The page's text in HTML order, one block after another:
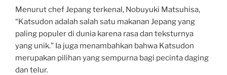
Menurut chef Jepang terkenal, Nobuyuki Matsuhisa,
“Katsudon adalah salah satu makanan Jepang yang
paling populer di dunia karena rasa dan teksturnya
yang unik.” Ia juga menambahkan bahwa Katsudon
merupakan pilihan yang sempurna bagi pecinta daging
dan telur.